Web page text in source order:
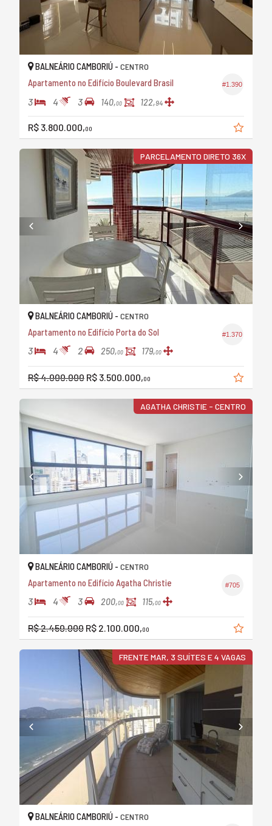
#1.390
BALNEÁRIO CAMBORIÚ - CENTRO
Apartamento no Edifício Boulevard Brasil
3 4 3 140,00 122,94
R$ 3.800.000,00
PARCELAMENTO DIRETO 36X
#1.370
BALNEÁRIO CAMBORIÚ - CENTRO
Apartamento no Edifício Porta do Sol
3 4 2 250,00 179,00
R$ 4.000.000 R$ 3.500.000,00
AGATHA CHRISTIE - CENTRO
#705
BALNEÁRIO CAMBORIÚ - CENTRO
Apartamento no Edifício Agatha Christie
3 4 3 200,00 115,00
R$ 2.450.000 R$ 2.100.000,00
FRENTE MAR, 3 SUÍTES E 4 VAGAS
BALNEÁRIO CAMBORIÚ - CENTRO